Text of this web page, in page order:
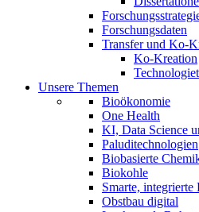
Forschungsdaten
Transfer und Ko-
Ko-Kreation
Unsere Themen
Bioökonomie
One Health
KI, Data Science
Paluditechnologien
Biobasierte
Biokohle
Smarte,
Obstbau digital